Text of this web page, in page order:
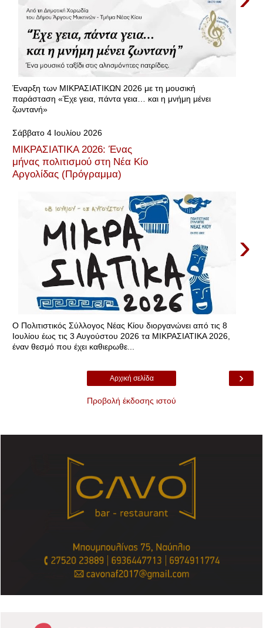
Έναρξη των ΜΙΚΡΑΣΙΑΤΙΚΩΝ 2026 με τη μουσική
παράσταση «Έχε γεια, πάντα γεια… και η μνήμη μένει
ζωντανή»
Σάββατο 4 Ιουλίου 2026
ΜΙΚΡΑΣΙΑΤΙΚΑ 2026: Ένας
μήνας πολιτισμού στη Νέα Κίο
Αργολίδας (Πρόγραμμα)
›
Ο Πολιτιστικός Σύλλογος Νέας Κίου διοργανώνει από τις 8
Ιουλίου έως τις 3 Αυγούστου 2026 τα ΜΙΚΡΑΣΙΑΤΙΚΑ 2026,
έναν θεσμό που έχει καθιερωθε...
›
Αρχική σελίδα
Προβολή έκδοσης ιστού